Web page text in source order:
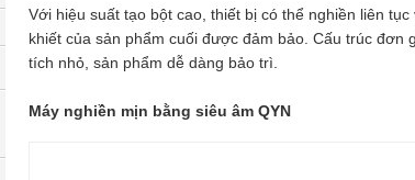
Với hiệu suất tạo bột cao, thiết bị có thể nghiền liên tục
khiết của sản phẩm cuối được đảm bảo. Cấu trúc đơn
tích nhỏ, sản phẩm dễ dàng bảo trì.
Máy nghiền mịn bằng siêu âm QYN